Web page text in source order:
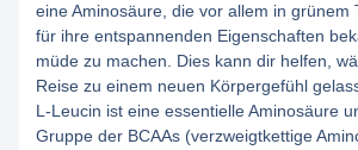
eine Aminosäure, die vor allem in grünem
für ihre entspannenden Eigenschaften
müde zu machen. Dies kann dir helfen,
Reise zu einem neuen Körpergefühl
L-Leucin ist eine essentielle Aminosäure
Gruppe der BCAAs (verzweigtkettige